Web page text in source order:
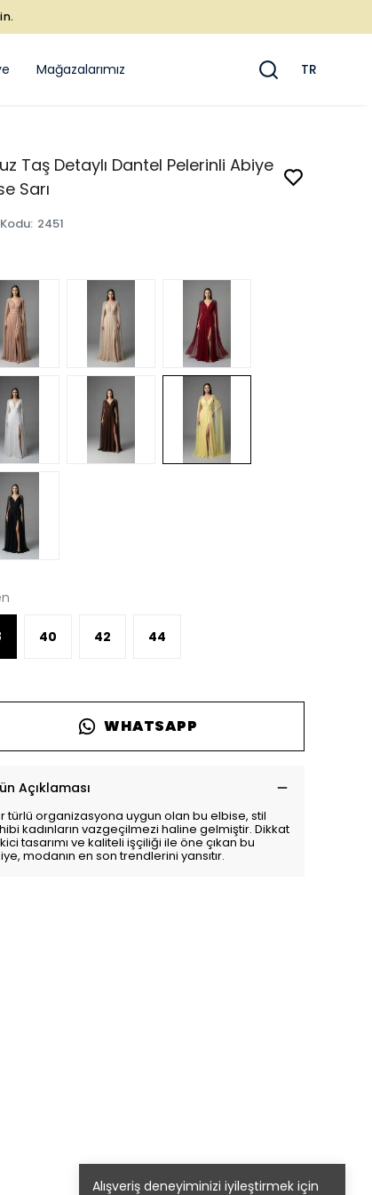
Mağazalarımız TR
Alışveriş deneyiminizi iyileştirmek için
Taş Detaylı Dantel Pelerinli Abiye
Sarı
: 2451
40 42 44
WHATSAPP
Açıklaması
türlü organizasyona uygun olan bu elbise, stil
kadınların vazgeçilmezi haline gelmiştir. Dikkat
tasarımı ve kaliteli işçiliği ile öne çıkan bu
modanın en son trendlerini yansıtır.